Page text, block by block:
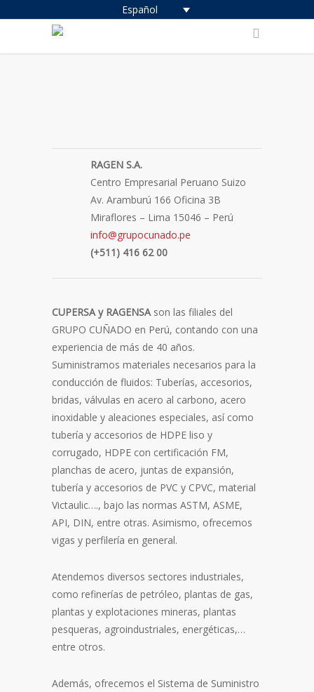
Español
RAGEN S.A.
Centro Empresarial Peruano Suizo
Av. Aramburú 166 Oficina 3B
Miraflores – Lima 15046 – Perú
info@grupocunado.pe
(+511) 416 62 00
CUPERSA y RAGENSAson las filiales del
GRUPO CUÑADO en Perú, contando con una
experiencia de más de 40 años.
Suministramos materiales necesarios para la
conducción de fluidos: Tuberías, accesorios,
bridas, válvulas en acero al carbono, acero
inoxidable y aleaciones especiales, así como
tubería y accesorios de HDPE liso y
corrugado, HDPE con certificación FM,
planchas de acero, juntas de expansión,
tubería y accesorios de PVC y CPVC, material
Victaulic…., bajo las normas ASTM, ASME,
API, DIN, entre otras. Asimismo, ofrecemos
vigas y perfilería en general.
Atendemos diversos sectores industriales,
como refinerías de petróleo, plantas de gas,
plantas y explotaciones mineras, plantas
pesqueras, agroindustriales, energéticas,…
entre otros.
Además, ofrecemos el Sistema de Suministro